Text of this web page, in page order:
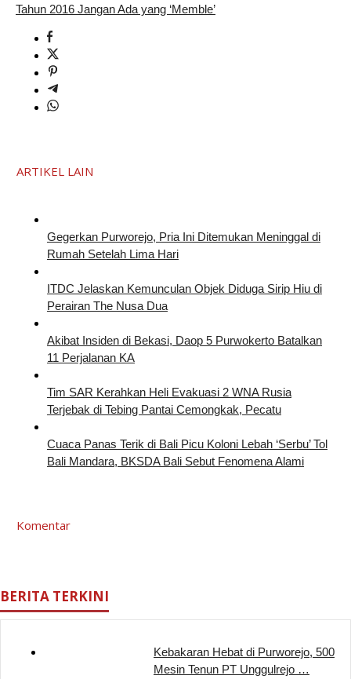
Tahun 2016 Jangan Ada yang ‘Memble’
ARTIKEL LAIN
Gegerkan Purworejo, Pria Ini Ditemukan Meninggal di
Rumah Setelah Lima Hari
ITDC Jelaskan Kemunculan Objek Diduga Sirip Hiu di
Perairan The Nusa Dua
Akibat Insiden di Bekasi, Daop 5 Purwokerto Batalkan
11 Perjalanan KA
Tim SAR Kerahkan Heli Evakuasi 2 WNA Rusia
Terjebak di Tebing Pantai Cemongkak, Pecatu
Cuaca Panas Terik di Bali Picu Koloni Lebah ‘Serbu’ Tol
Bali Mandara, BKSDA Bali Sebut Fenomena Alami
Komentar
BERITA TERKINI
Kebakaran Hebat di Purworejo, 500
Mesin Tenun PT Unggulrejo …